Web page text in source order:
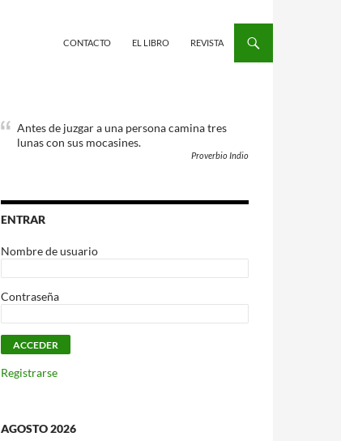
CONTACTO EL LIBRO REVISTA
Antes de juzgar a una persona camina tres
lunas con sus mocasines.
Proverbio Indio
ENTRAR
Nombre de usuario
Contraseña
Registrarse
AGOSTO 2026